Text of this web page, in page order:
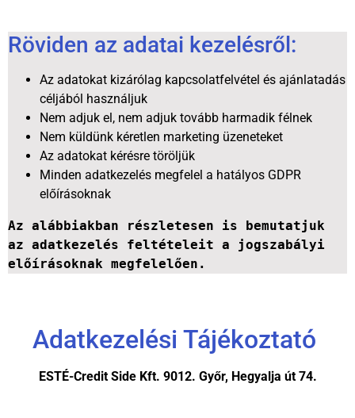
Röviden az adatai kezelésről:
Az adatokat kizárólag kapcsolatfelvétel és ajánlatadás
céljából használjuk
Nem adjuk el, nem adjuk tovább harmadik félnek
Nem küldünk kéretlen marketing üzeneteket
Az adatokat kérésre töröljük
Minden adatkezelés megfelel a hatályos GDPR
előírásoknak
Az alábbiakban részletesen is bemutatjuk
az adatkezelés feltételeit a jogszabályi
előírásoknak megfelelően.
Adatkezelési Tájékoztató
ESTÉ-Credit Side Kft. 9012. Győr, Hegyalja út 74.